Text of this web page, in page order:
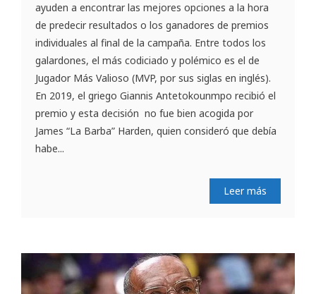
ayuden a encontrar las mejores opciones a la hora
de predecir resultados o los ganadores de premios
individuales al final de la campaña. Entre todos los
galardones, el más codiciado y polémico es el de
Jugador Más Valioso (MVP, por sus siglas en inglés).
En 2019, el griego Giannis Antetokounmpo recibió el
premio y esta decisión no fue bien acogida por
James “La Barba” Harden, quien consideró que debía
habe...
Leer más